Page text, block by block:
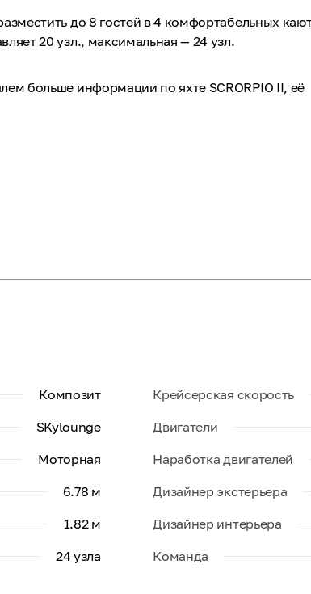
до 8 гостей в 4 комфортабельных
20 узл., максимальная — 24 узл.
больше информации по яхте SCRORPIO II, её
Композит
SKylounge
Моторная
6.78 м
1.82 м
24 узла
Крейсерская скорость
Двигатели
Наработка двигателей
Дизайнер экстерьера
Дизайнер интерьера
Команда